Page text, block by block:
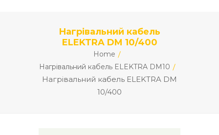
Нагрівальний кабель
ELEKTRA DM 10/400
Home
Нагрівальний кабель ELEKTRA DM10
Нагрівальний кабель ELEKTRA DM
10/400